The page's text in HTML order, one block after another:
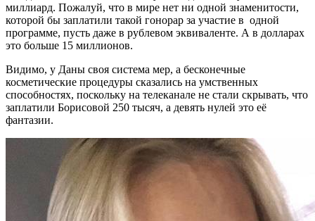
миллиард. Пожалуй, что в мире нет ни одной знаменитости,
которой бы заплатили такой гонорар за участие в одной
программе, пусть даже в рублевом эквиваленте. А в долларах
это больше 15 миллионов.
Видимо, у Даны своя система мер, а бесконечные
косметические процедуры сказались на умственных
способностях, поскольку на телеканале не стали скрывать, что
заплатили Борисовой 250 тысяч, а девять нулей это её
фантазии.